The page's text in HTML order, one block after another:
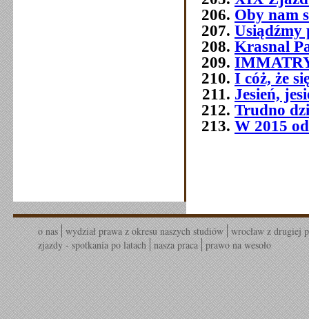
Oby nam
Usiądźmy
Krasnal
I cóż, że
Jesień,
Trudno
W 2015
o nas wydział prawa z okresu naszych studiów wrocław z drugiej
zjazdy - spotkania po latach nasza praca prawo na wesoło